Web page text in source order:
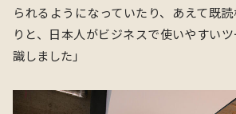
られるようになっていたり、あえて既
りと、日本人がビジネスで使いやすい
識しました」